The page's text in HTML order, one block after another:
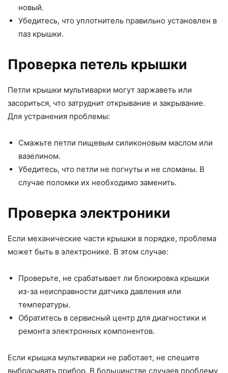
новый.
Убедитесь, что уплотнитель правильно установлен в
паз крышки.
Проверка петель крышки
Петли крышки мультиварки могут заржаветь или
засориться, что затруднит открывание и закрывание.
Для устранения проблемы:
Смажьте петли пищевым силиконовым маслом или
вазелином.
Убедитесь, что петли не погнуты и не сломаны. В
случае поломки их необходимо заменить.
Проверка электроники
Если механические части крышки в порядке, проблема
может быть в электронике. В этом случае:
Проверьте, не срабатывает ли блокировка крышки
из-за неисправности датчика давления или
температуры.
Обратитесь в сервисный центр для диагностики и
ремонта электронных компонентов.
Если крышка мультиварки не работает, не спешите
выбрасывать прибор. В большинстве случаев проблему